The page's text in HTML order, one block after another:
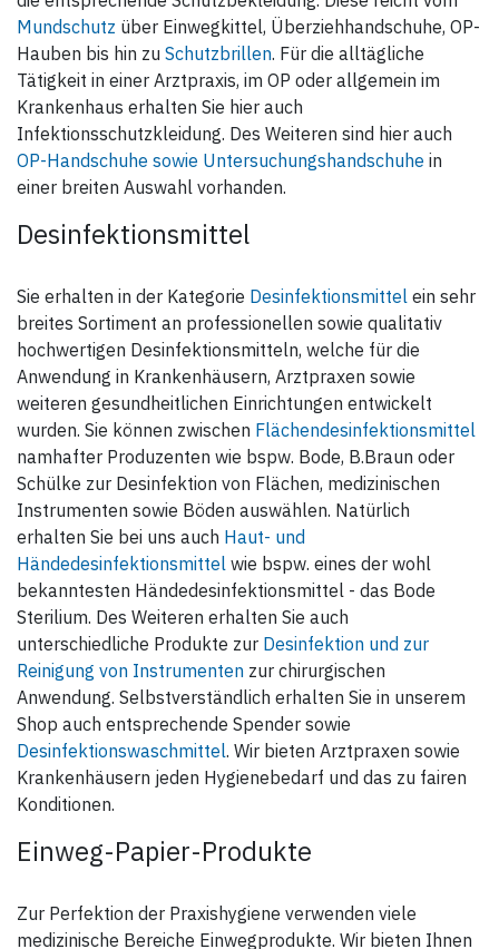
Mundschutz über Einwegkittel, Überziehhandschuhe, OP-
Hauben bis hin zu Schutzbrillen. Für die alltägliche
Tätigkeit in einer Arztpraxis, im OP oder allgemein im
Krankenhaus erhalten Sie hier auch
Infektionsschutzkleidung. Des Weiteren sind hier auch
OP-Handschuhe sowie Untersuchungshandschuhe in
einer breiten Auswahl vorhanden.
Desinfektionsmittel
Sie erhalten in der Kategorie Desinfektionsmittel ein sehr
breites Sortiment an professionellen sowie qualitativ
hochwertigen Desinfektionsmitteln, welche für die
Anwendung in Krankenhäusern, Arztpraxen sowie
weiteren gesundheitlichen Einrichtungen entwickelt
wurden. Sie können zwischen Flächendesinfektionsmittel
namhafter Produzenten wie bspw. Bode, B.Braun oder
Schülke zur Desinfektion von Flächen, medizinischen
Instrumenten sowie Böden auswählen. Natürlich
erhalten Sie bei uns auch Haut- und
Händedesinfektionsmittel wie bspw. eines der wohl
bekanntesten Händedesinfektionsmittel - das Bode
Sterilium. Des Weiteren erhalten Sie auch
unterschiedliche Produkte zur Desinfektion und zur
Reinigung von Instrumenten zur chirurgischen
Anwendung. Selbstverständlich erhalten Sie in unserem
Shop auch entsprechende Spender sowie
Desinfektionswaschmittel. Wir bieten Arztpraxen sowie
Krankenhäusern jeden Hygienebedarf und das zu fairen
Konditionen.
Einweg-Papier-Produkte
Zur Perfektion der Praxishygiene verwenden viele
medizinische Bereiche Einwegprodukte. Wir bieten Ihnen